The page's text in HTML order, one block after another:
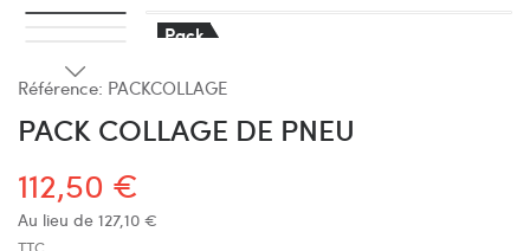
Pack
Référence: PACKCOLLAGE
PACK COLLAGE DE PNEU
112,50 €
Au lieu de 127,10 €